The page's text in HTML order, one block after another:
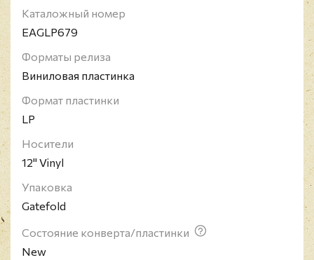
басист - Терри "Гизер" Батлер и барабанщик - Билл
Уорд. Альбомы группы становились платиновыми
в США и неоднократно входили в первую десятку
в английских чартах.
Каталожный номер
EAGLP679
Форматы релиза
Виниловая пластинка
Формат пластинки
LP
Носители
12" Vinyl
Упаковка
Gatefold
Состояние конверта/пластинки
New